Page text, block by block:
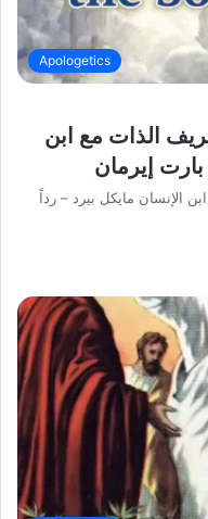
Apologetics
أنا الله (2): تعريف الذات مع ابن
بارت إيرمان
الذات مع ابن الإنسان مايكل بيرد – رداً